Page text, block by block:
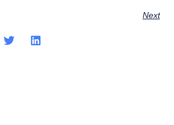
Next